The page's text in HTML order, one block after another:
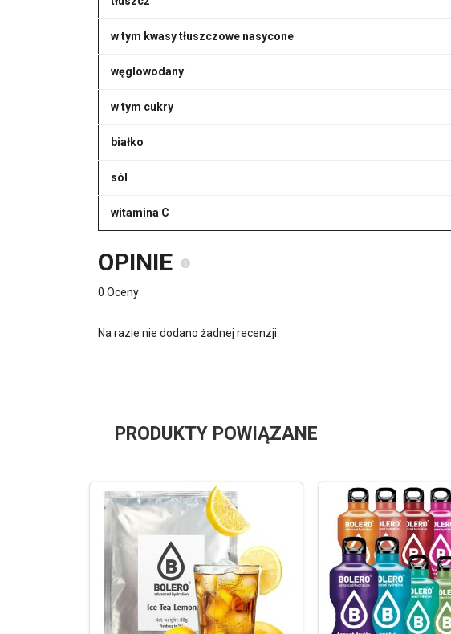
w tym kwasy tłuszczowe nasycone
węglowodany
w tym cukry
białko
sól
witamina C
OPINIE
0 Oceny
Na razie nie dodano żadnej recenzji.
PRODUKTY POWIĄZANE